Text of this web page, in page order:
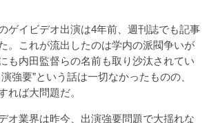
ゲイビデオ出演は4年前、週刊誌でも記事
。これが流出したのは学内の派閥争いが
も内田監督らの名前も取り沙汰されてい
強要”という話は一切なかったものの、
れば大問題だ。
オ業界は昨今、出演強要問題で大揺れな